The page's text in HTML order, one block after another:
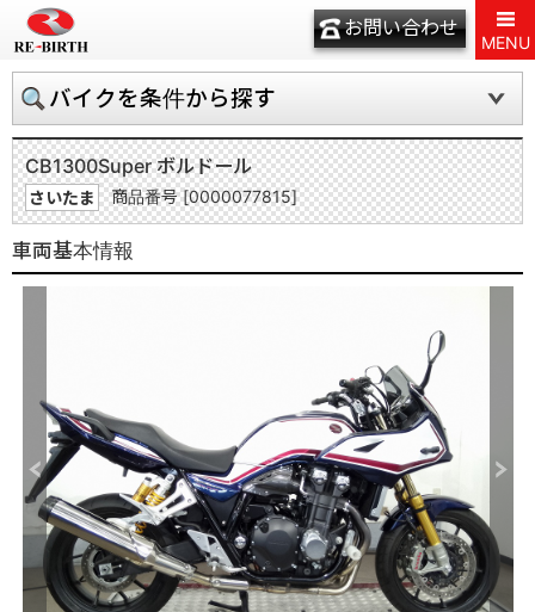
お問い合わせ
MENU
バイクを条件から探す
CB1300Super ボルドール
さいたま 商品番号 [0000077815]
車両基本情報
Previous Next